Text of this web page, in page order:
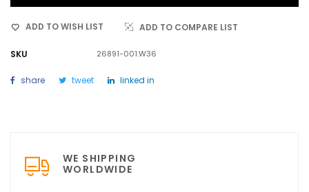
ADD TO WISH LIST ADD TO COMPARE LIST
SKU 26891-001.W36
share tweet linked in
WE SHIPPING
WORLDWIDE